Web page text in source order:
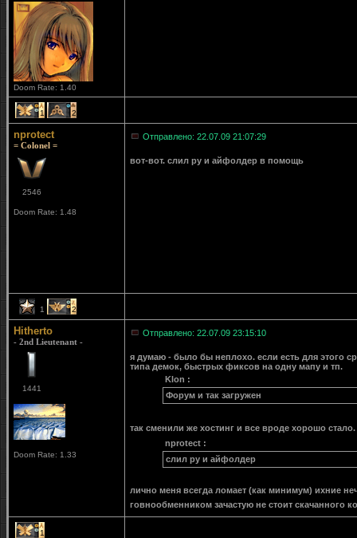
Doom Rate: 1.40
1 2
nprotect
= Colonel =
2546
Doom Rate: 1.48
Отправлено: 22.07.09 21:07:29
вот-вот. слил ру и айфолдер в помощь
1 2
Hitherto
- 2nd Lieutenant -
1441
Doom Rate: 1.33
Отправлено: 22.07.09 23:15:10
я думаю - было бы неплохо. если есть для этого
типа демок, быстрых фиксов на одну мапу и тп.
Klon :
Форум и так загружен
так сменили же хостинг и все вроде хорошо
nprotect :
слил ру и айфолдер
лично меня всегда ломает (как минимум) ихние
говнообменником зачастую не стоит скачанного
1